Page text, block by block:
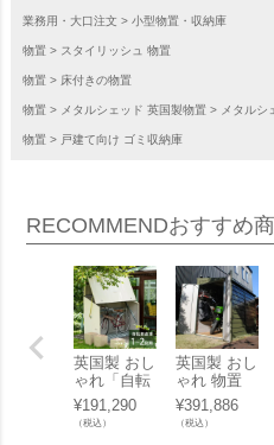
業務用・大口注文 小型物置・収納庫
物置 スタイリッシュ 物置
物置 床付きの物置
物置 メタルシェッド 英国製物置 メタルシ
物置 戸建て向け ゴミ収納庫
RECOMMENDおすすめ
英国製 おし
ゃれ「自転
車倉庫 TM3
クリーム」
屋外物置 メ
¥191,290
（税込）
英国製 おし
ゃれ 物置
「メタルシ
ェッド TM2
DD（ダブル
¥391,886
（税込）